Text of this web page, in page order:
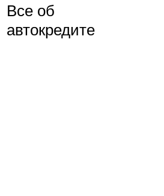
Все об
автокредите